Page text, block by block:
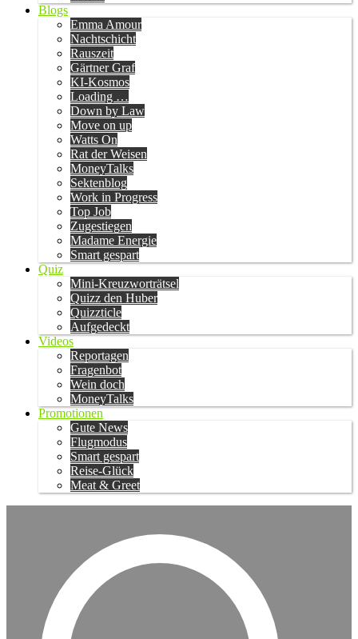
Blogs
Emma Amour
Nachtschicht
Rauszeit
Gärtner Graf
KI-Kosmos
Loading …
Down by Law
Move on up
Watts On
Rat der Weisen
MoneyTalks
Sektenblog
Work in Progress
Top Job
Zugestiegen
Madame Energie
Smart gespart
Quiz
Mini-Kreuzworträtsel
Quizz den Huber
Quizzticle
Aufgedeckt
Videos
Reportagen
Fragenbot
Wein doch
MoneyTalks
Promotionen
Gute News
Flugmodus
Smart gespart
Reise-Glück
Meat & Greet